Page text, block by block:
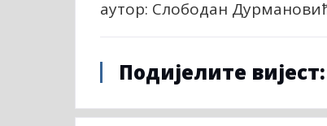
аутор: Слободан
Подијелите вијест: